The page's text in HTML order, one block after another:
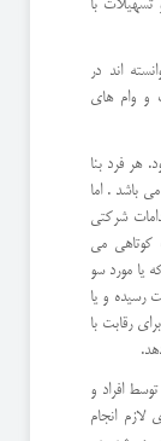
تسهیلات با
اند در
و وام های
هر فرد بنا
باشد . اما
شرکتی
می
یا مورد سو
رسیده و یا
رقابت با
افراد و
لازم انجام